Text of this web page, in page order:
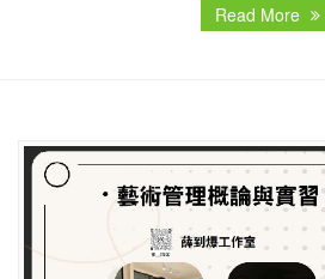
Read More